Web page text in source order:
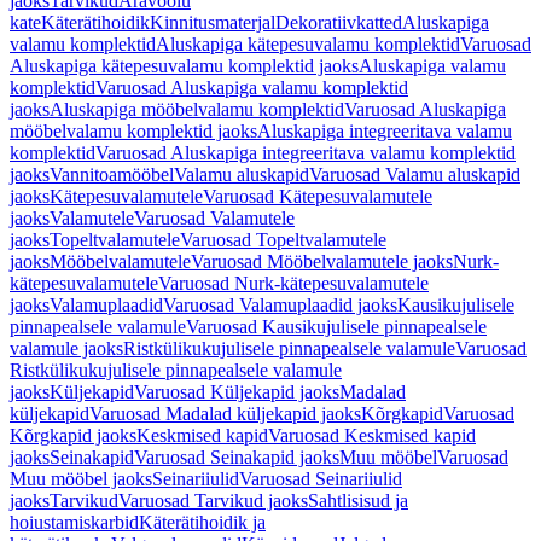
kateKäterätihoidikKinnitusmaterjalDekoratiivkattedAluskapiga
valamu komplektidAluskapiga kätepesuvalamu komplektidVaruosad
Aluskapiga kätepesuvalamu komplektid jaoksAluskapiga valamu
komplektidVaruosad Aluskapiga valamu komplektid
jaoksAluskapiga mööbelvalamu komplektidVaruosad Aluskapiga
mööbelvalamu komplektid jaoksAluskapiga integreeritava valamu
komplektidVaruosad Aluskapiga integreeritava valamu komplektid
jaoksVannitoamööbelValamu aluskapidVaruosad Valamu aluskapid
jaoksKätepesuvalamuteleVaruosad Kätepesuvalamutele
jaoksValamuteleVaruosad Valamutele
jaoksTopeltvalamuteleVaruosad Topeltvalamutele
jaoksMööbelvalamuteleVaruosad Mööbelvalamutele jaoksNurk-
kätepesuvalamuteleVaruosad Nurk-kätepesuvalamutele
jaoksValamuplaadidVaruosad Valamuplaadid jaoksKausikujulisele
pinnapealsele valamuleVaruosad Kausikujulisele pinnapealsele
valamule jaoksRistkülikukujulisele pinnapealsele valamuleVaruosad
Ristkülikukujulisele pinnapealsele valamule
jaoksKüljekapidVaruosad Küljekapid jaoksMadalad
küljekapidVaruosad Madalad küljekapid jaoksKõrgkapidVaruosad
Kõrgkapid jaoksKeskmised kapidVaruosad Keskmised kapid
jaoksSeinakapidVaruosad Seinakapid jaoksMuu mööbelVaruosad
Muu mööbel jaoksSeinariiulidVaruosad Seinariiulid
jaoksTarvikudVaruosad Tarvikud jaoksSahtlisisud ja
hoiustamiskarbidKäterätihoidik ja